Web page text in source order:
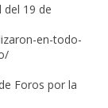
del 19 de
en-todo-
Foros por la